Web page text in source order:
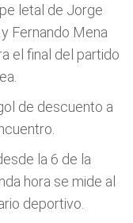
letal de Jorge
Fernando Mena
el final del partido
de descuento a
la 6 de la
hora se mide al
deportivo.